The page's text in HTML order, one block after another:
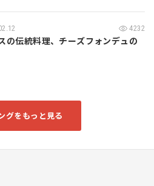
4232
の伝統料理、チーズフォンデュの
グをもっと見る